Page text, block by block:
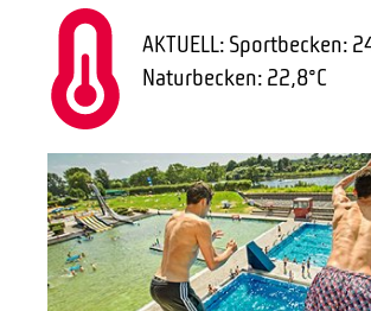
AKTUELL: Sportbecken:
Naturbecken: 22,8°C